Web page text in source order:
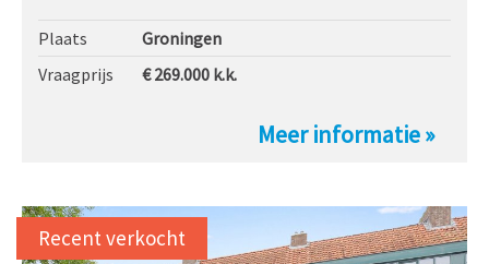
Plaats
Groningen
Vraagprijs
€ 269.000 k.k.
Meer informatie »
Recent verkocht